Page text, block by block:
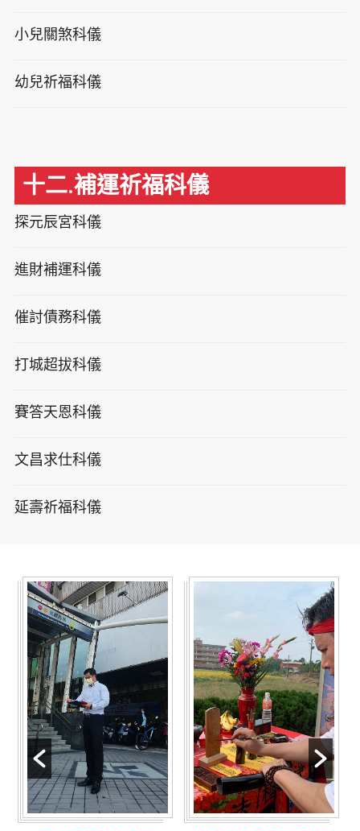
小兒關煞科儀
幼兒祈福科儀
十二.補運祈福科儀
探元辰宮科儀
進財補運科儀
催討債務科儀
打城超拔科儀
賽答天恩科儀
文昌求仕科儀
延壽祈福科儀